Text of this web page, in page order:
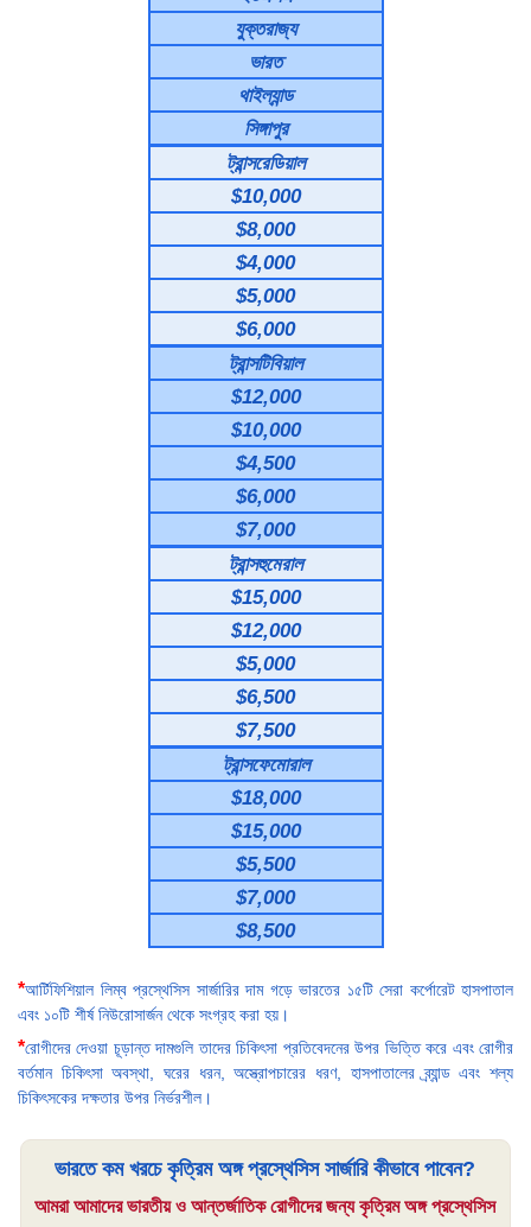
যুক্তরাজ্য
ভারত
থাইল্যান্ড
সিঙ্গাপুর
ট্রান্সরেডিয়াল
$10,000
$8,000
$4,000
$5,000
$6,000
ট্রান্সটিবিয়াল
$12,000
$10,000
$4,500
$6,000
$7,000
ট্রান্সহুমেরাল
$15,000
$12,000
$5,000
$6,500
$7,500
ট্রান্সফেমোরাল
$18,000
$15,000
$5,500
$7,000
$8,500
*আর্টিফিশিয়াল লিম্ব প্রস্থেসিস সার্জারির দাম গড়ে ভারতের ১৫টি সেরা কর্পোরেট হাসপাতাল
এবং ১০টি শীর্ষ নিউরোসার্জন থেকে সংগ্রহ করা হয়।
*রোগীদের দেওয়া চূড়ান্ত দামগুলি তাদের চিকিৎসা প্রতিবেদনের উপর ভিত্তি করে এবং রোগীর
বর্তমান চিকিৎসা অবস্থা, ঘরের ধরন, অস্ত্রোপচারের ধরণ, হাসপাতালের ব্র্যান্ড এবং শল্য
চিকিৎসকের দক্ষতার উপর নির্ভরশীল।
ভারতে কম খরচে কৃত্রিম অঙ্গ প্রস্থেসিস সার্জারি কীভাবে পাবেন?
আমরা আমাদের ভারতীয় ও আন্তর্জাতিক রোগীদের জন্য কৃত্রিম অঙ্গ প্রস্থেসিস